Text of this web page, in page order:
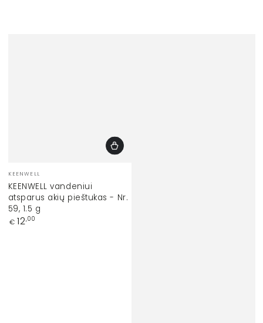
Prekinis
ženklas:
KEENWELL
KEENWELL vandeniui
atsparus akių pieštukas - Nr.
59, 1.5 g
Įprasta
€ 12,00